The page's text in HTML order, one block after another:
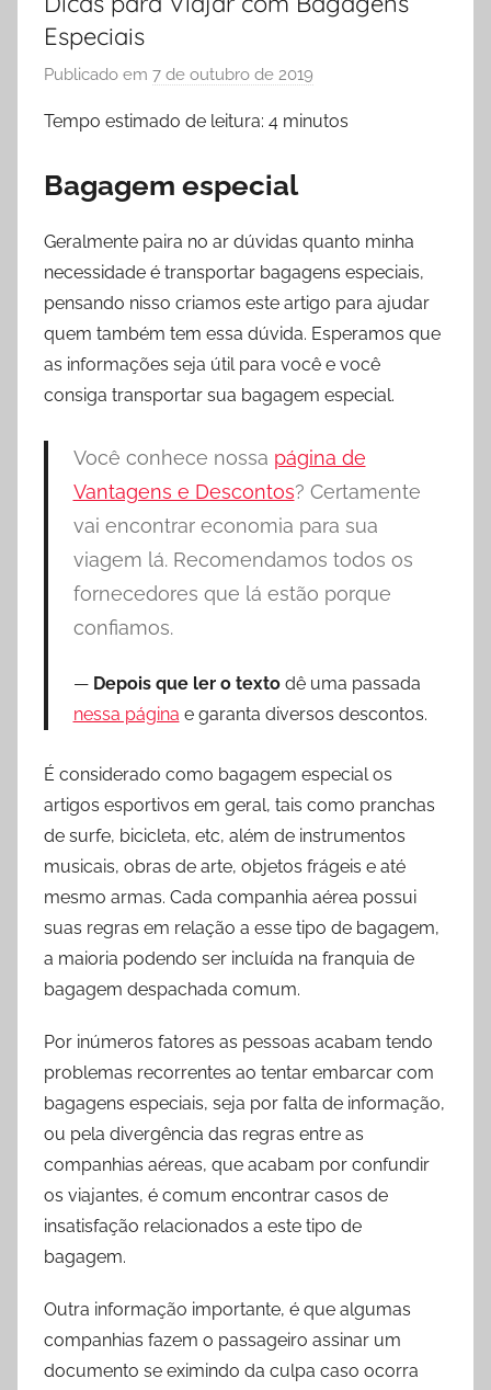
Especiais
Publicado em 7 de outubro de 2019
r
s
c
y
l
a
F
e
l
e
s
Tempo estimado de leitura: 4 minutos
Bagagem especial
Geralmente paira no ar dúvidas quanto minha
necessidade é transportar bagagens especiais,
pensando nisso criamos este artigo para ajudar
quem também tem essa dúvida. Esperamos que
as informações seja útil para você e você
consiga transportar sua bagagem especial.
Você conhece nossa página de
Vantagens e Descontos? Certamente
vai encontrar economia para sua
viagem lá. Recomendamos todos os
fornecedores que lá estão porque
confiamos.
Depois que ler o textodê uma passada
nessa página e garanta diversos descontos.
É considerado como bagagem especial os
artigos esportivos em geral, tais como pranchas
de surfe, bicicleta, etc, além de instrumentos
musicais, obras de arte, objetos frágeis e até
mesmo armas. Cada companhia aérea possui
suas regras em relação a esse tipo de bagagem,
a maioria podendo ser incluída na franquia de
bagagem despachada comum.
Por inúmeros fatores as pessoas acabam tendo
problemas recorrentes ao tentar embarcar com
bagagens especiais, seja por falta de informação,
ou pela divergência das regras entre as
companhias aéreas, que acabam por confundir
os viajantes, é comum encontrar casos de
insatisfação relacionados a este tipo de
bagagem.
Outra informação importante, é que algumas
companhias fazem o passageiro assinar um
documento se eximindo da culpa caso ocorra